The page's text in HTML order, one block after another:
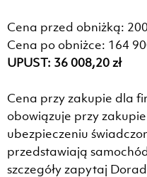
Cena przed obniżką:
Cena po obniżce: 164
UPUST: 36 008,20 zł
Cena przy zakupie dla
obowiązuje przy
ubezpieczeniu
przedstawiają
szczegóły zapytaj